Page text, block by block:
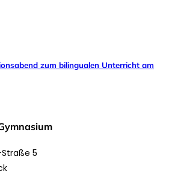
zum bilingualen Unterricht am
5